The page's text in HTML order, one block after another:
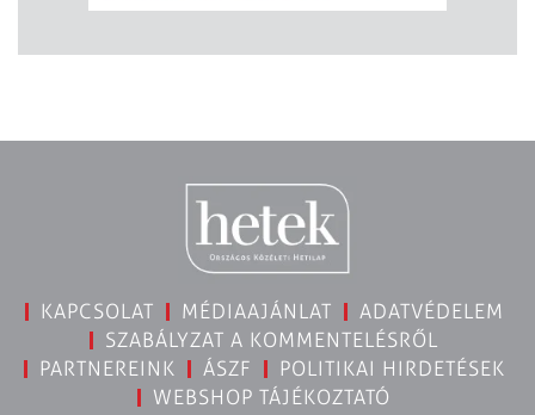
KAPCSOLAT MÉDIAAJÁNLAT
ADATVÉDELEM
SZABÁLYZAT A KOMMENTELÉSRŐL
PARTNEREINK
ÁSZF
POLITIKAI HIRDETÉSEK
WEBSHOP TÁJÉKOZTATÓ